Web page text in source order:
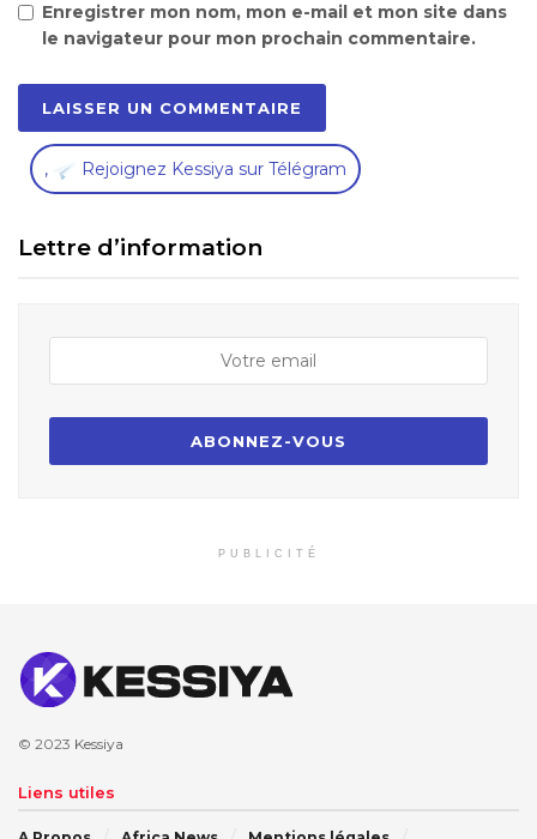
Enregistrer mon nom, mon e-mail et mon site dans
le navigateur pour mon prochain commentaire.
, Rejoignez Kessiya sur Télégram
Lettre d’information
PUBLICITÉ
© 2023 Kessiya
Liens utiles